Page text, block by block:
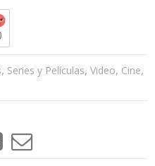
, Series y Películas, Video, Cine,